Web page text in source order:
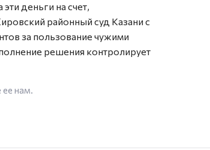
деньги на счет,
районный суд Казани с
за пользование чужими
решения контролирует
ее нам.